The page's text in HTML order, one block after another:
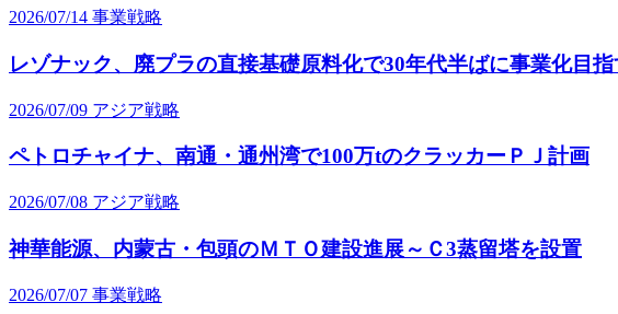
2026/07/14 事業戦略
レゾナック、廃プラの直接基礎原料化で30年代半ばに事業化目
2026/07/09 アジア戦略
ペトロチャイナ、南通・通州湾で100万tのクラッカーＰＪ計画
2026/07/08 アジア戦略
神華能源、内蒙古・包頭のＭＴＯ建設進展～Ｃ3蒸留塔を設置
2026/07/07 事業戦略